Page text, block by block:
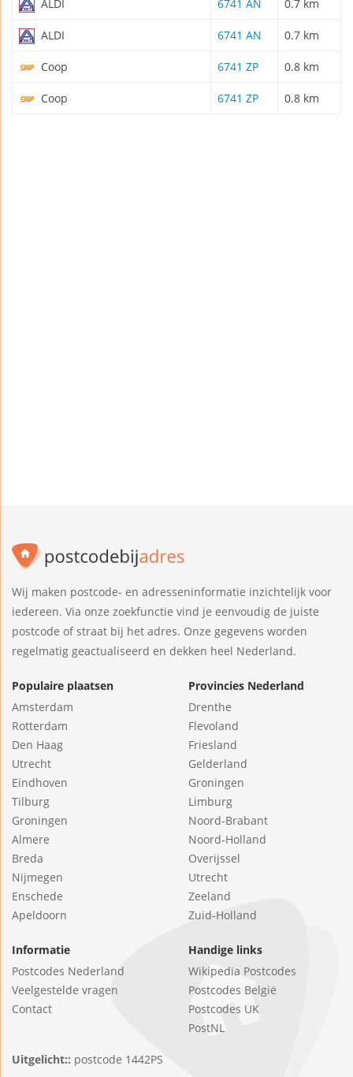
ALDI 6741 AN 0.7 km
ALDI 6741 AN 0.7 km
Coop 6741 ZP 0.8 km
Coop 6741 ZP 0.8 km
Wij maken postcode- en adresseninformatie inzichtelijk voor
iedereen. Via onze zoekfunctie vind je eenvoudig de juiste
postcode of straat bij het adres. Onze gegevens worden
regelmatig geactualiseerd en dekken heel Nederland.
Populaire plaatsen
Amsterdam
Rotterdam
Den Haag
Utrecht
Eindhoven
Tilburg
Groningen
Almere
Breda
Nijmegen
Enschede
Apeldoorn
Provincies Nederland
Drenthe
Flevoland
Friesland
Gelderland
Groningen
Limburg
Noord-Brabant
Noord-Holland
Overijssel
Utrecht
Zeeland
Zuid-Holland
Informatie
Postcodes Nederland
Veelgestelde vragen
Contact
Handige links
Wikipedia Postcodes
Postcodes België
Postcodes UK
PostNL
Uitgelicht:: postcode 1442PS